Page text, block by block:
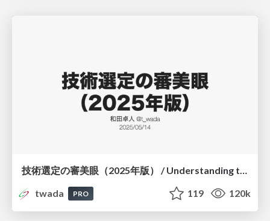
twada
PRO 119 120k